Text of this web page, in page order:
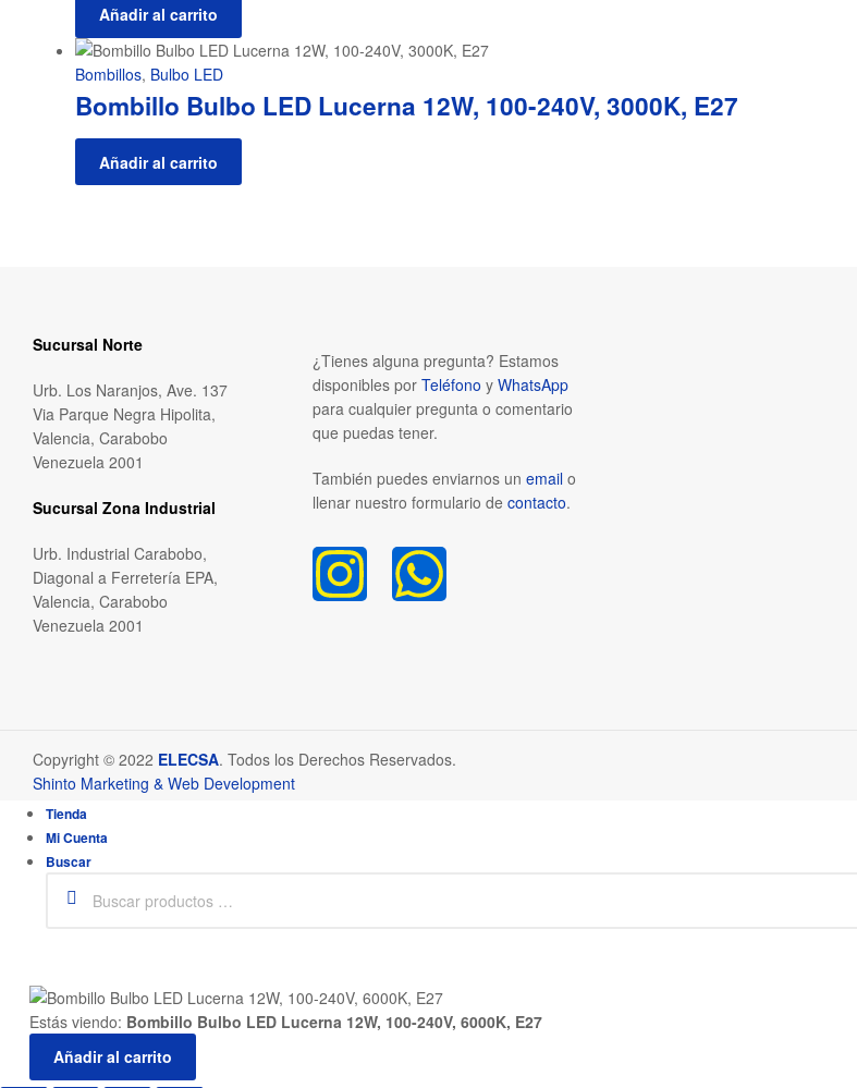
Añadir al carrito
Bombillos, Bulbo LED
Bombillo Bulbo LED Lucerna 12W, 100-240V, 3000K, E27
Añadir al carrito
Sucursal Norte
Urb. Los Naranjos, Ave. 137
Via Parque Negra Hipolita,
Valencia, Carabobo
Venezuela 2001
Sucursal Zona Industrial
Urb. Industrial Carabobo,
Diagonal a Ferretería EPA,
Valencia, Carabobo
Venezuela 2001
¿Tienes alguna pregunta? Estamos
disponibles por Teléfono y WhatsApp
para cualquier pregunta o comentario
que puedas tener.
También puedes enviarnos un emailo
llenar nuestro formulario de contacto.
Copyright © 2022 ELECSA. Todos los Derechos Reservados.
Shinto Marketing & Web Development
Estás viendo: Bombillo Bulbo LED Lucerna 12W, 100-240V, 6000K, E27
Añadir al carrito